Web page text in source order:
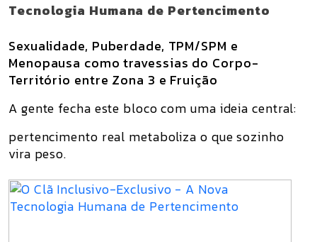
Tecnologia Humana de Pertencimento
Sexualidade, Puberdade, TPM/SPM e
Menopausa como travessias do Corpo-
Território entre Zona 3 e Fruição
A gente fecha este bloco com uma ideia central:
pertencimento real metaboliza o que sozinho
vira peso.